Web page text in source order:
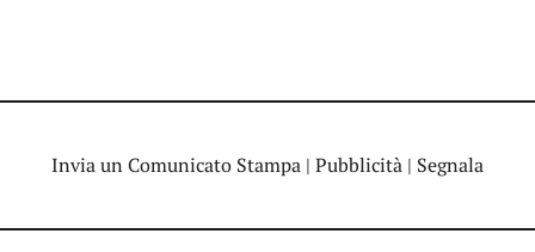
Invia un Comunicato Stampa | Pubblicità | Segnala